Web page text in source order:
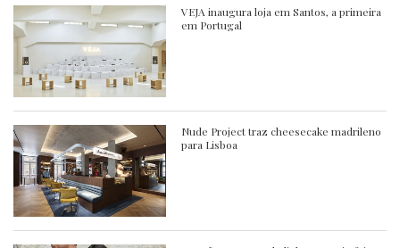
VEJA inaugura loja em Santos, a primeira
em Portugal
Nude Project traz cheesecake madrileno
para Lisboa